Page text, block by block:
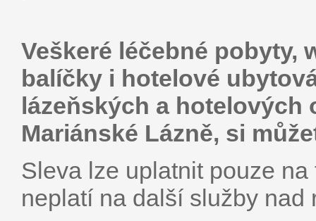
Veškeré léčebné pobyty,
balíčky i hotelové
lázeňských a hotelových
Mariánské Lázně, si
Sleva lze uplatnit pouze
neplatí na další služby nad